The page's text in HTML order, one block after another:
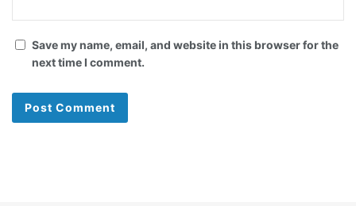
Save my name, email, and website in this browser for the
next time I comment.